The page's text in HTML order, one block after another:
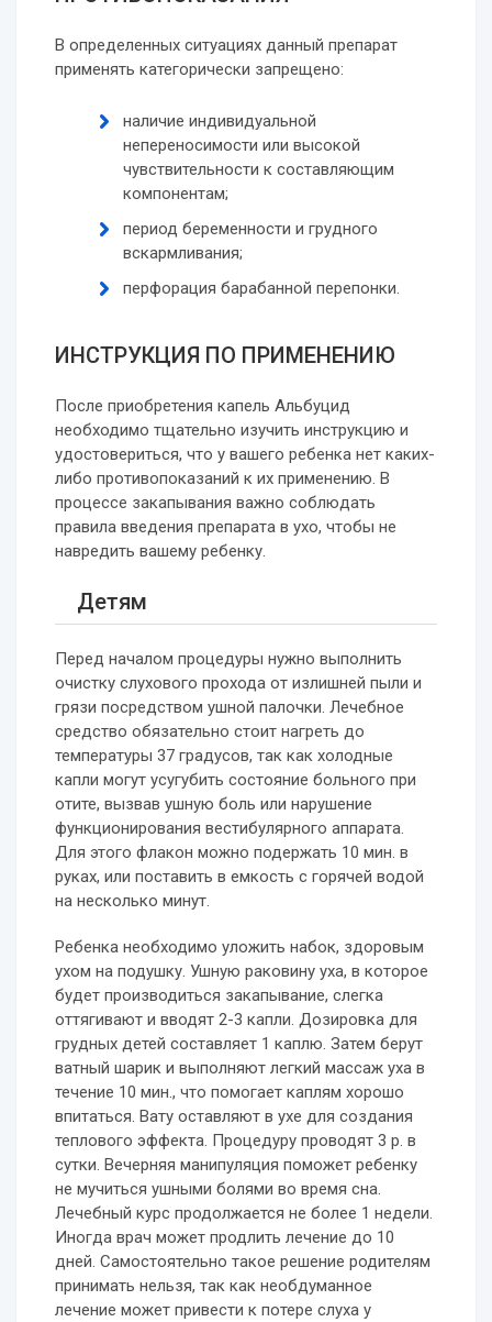
В определенных ситуациях данный препарат
применять категорически запрещено:
наличие индивидуальной
непереносимости или высокой
чувствительности к составляющим
компонентам;
период беременности и грудного
вскармливания;
перфорация барабанной перепонки.
ИНСТРУКЦИЯ ПО ПРИМЕНЕНИЮ
После приобретения капель Альбуцид
необходимо тщательно изучить инструкцию и
удостовериться, что у вашего ребенка нет каких-
либо противопоказаний к их применению. В
процессе закапывания важно соблюдать
правила введения препарата в ухо, чтобы не
навредить вашему ребенку.
Детям
Перед началом процедуры нужно выполнить
очистку слухового прохода от излишней пыли и
грязи посредством ушной палочки. Лечебное
средство обязательно стоит нагреть до
температуры 37 градусов, так как холодные
капли могут усугубить состояние больного при
отите, вызвав ушную боль или нарушение
функционирования вестибулярного аппарата.
Для этого флакон можно подержать 10 мин. в
руках, или поставить в емкость с горячей водой
на несколько минут.
Ребенка необходимо уложить набок, здоровым
ухом на подушку. Ушную раковину уха, в которое
будет производиться закапывание, слегка
оттягивают и вводят 2-3 капли. Дозировка для
грудных детей составляет 1 каплю. Затем берут
ватный шарик и выполняют легкий массаж уха в
течение 10 мин., что помогает каплям хорошо
впитаться. Вату оставляют в ухе для создания
теплового эффекта. Процедуру проводят 3 р. в
сутки. Вечерняя манипуляция поможет ребенку
не мучиться ушными болями во время сна.
Лечебный курс продолжается не более 1 недели.
Иногда врач может продлить лечение до 10
дней. Самостоятельно такое решение родителям
принимать нельзя, так как необдуманное
лечение может привести к потере слуха у